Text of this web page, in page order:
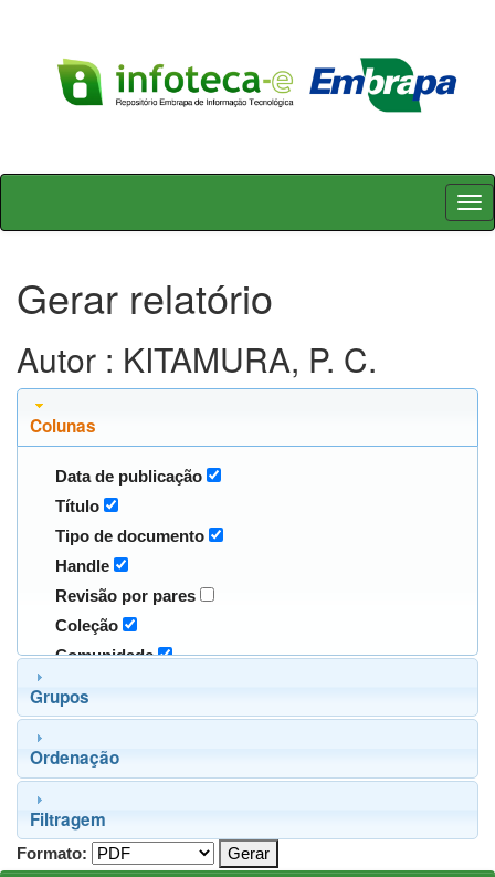
Skip
Gerar relatório
Autor : KITAMURA, P. C.
Colunas
Data de publicação
Título
Tipo de documento
Handle
Revisão por pares
Coleção
Comunidade
Grupos
Ordenação
Filtragem
Formato: